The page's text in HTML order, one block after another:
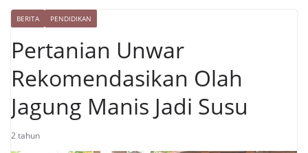
BERITA PENDIDIKAN
Pertanian Unwar
Rekomendasikan Olah
Jagung Manis Jadi Susu
2 tahun